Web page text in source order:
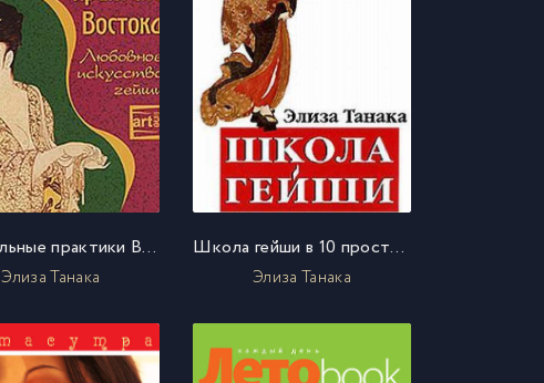
Сексуальные практики Востока. Любовное искусство гейши
Элиза Танака
Школа гейши в 10 простых уроках
Элиза Танака